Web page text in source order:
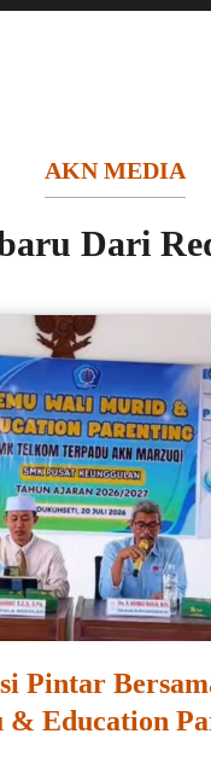
AKN MEDIA
Dari
Pintar
& Education